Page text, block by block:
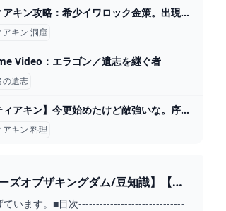
ティアキン攻略：希少イワロック金策。出現場所と行き方、倒し方のコツ、売り方まとめ【ゼルダ ティアーズ オブ ザ キングダム日記＃61】 - 電撃オンライン
アキン 洞窟
Video：エラゴン／遺志を継ぐ者
の遺志
【ティアキン】今更始めたけど敵強いな。序盤はやや死にゲー。 – ゲーム攻略のかけら
アキン 料理
ズオブザキングダム/豆知識】【ゆ
ています。■目次------------------------------